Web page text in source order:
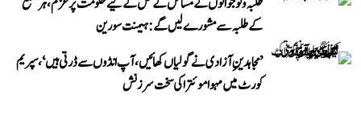
کے طلبہ سے مشورے لیں گے: ہیمنت سورین
’مجاہدینِ آزادی نے گولیاں کھائیں، آپ انڈوں سے ڈرتی ہیں‘، سپریم
کورٹ میں مہوا موئترا کی سخت سرزنش